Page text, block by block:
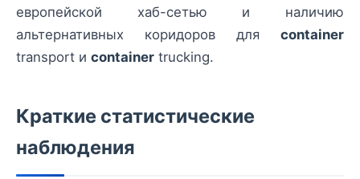
европейской хаб-сетью и наличию
альтернативных коридоров для container
transport и container trucking.
Краткие статистические
наблюдения